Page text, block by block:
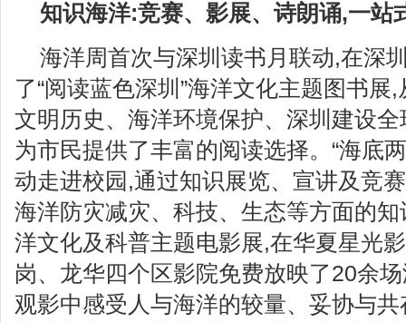
知识海洋:竞赛、影展、诗朗诵,一站
海洋周首次与深圳读书月联动,在深
了“阅读蓝色深圳”海洋文化主题图书展
文明历史、海洋环境保护、深圳建设
为市民提供了丰富的阅读选择。“海底
动走进校园,通过知识展览、宣讲及竞
海洋防灾减灾、科技、生态等方面的知
洋文化及科普主题电影展,在华夏星光
岗、龙华四个区影院免费放映了20余
观影中感受人与海洋的较量、妥协与